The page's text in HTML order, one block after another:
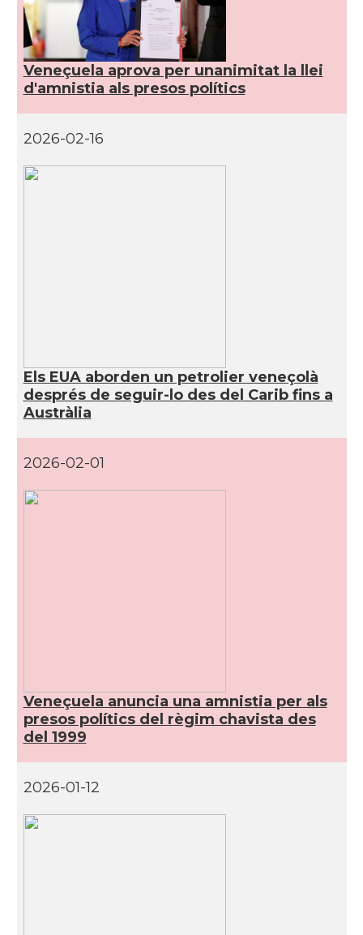
Veneçuela aprova per unanimitat la llei
d'amnistia als presos polítics
2026-02-16
Els EUA aborden un petrolier veneçolà
després de seguir-lo des del Carib fins a
Austràlia
2026-02-01
Veneçuela anuncia una amnistia per als
presos polítics del règim chavista des
del 1999
2026-01-12